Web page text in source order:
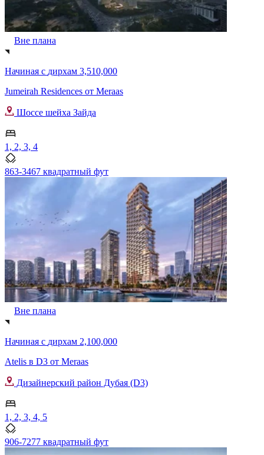
Вне плана
Начиная с дирхам 3,510,000
Jumeirah Residences от Meraas
Шоссе шейха Зайда
1, 2, 3, 4
863-3467 квадратный фут
Вне плана
Начиная с дирхам 2,100,000
Atelis в D3 от Meraas
Дизайнерский район Дубая (D3)
1, 2, 3, 4, 5
906-7277 квадратный фут